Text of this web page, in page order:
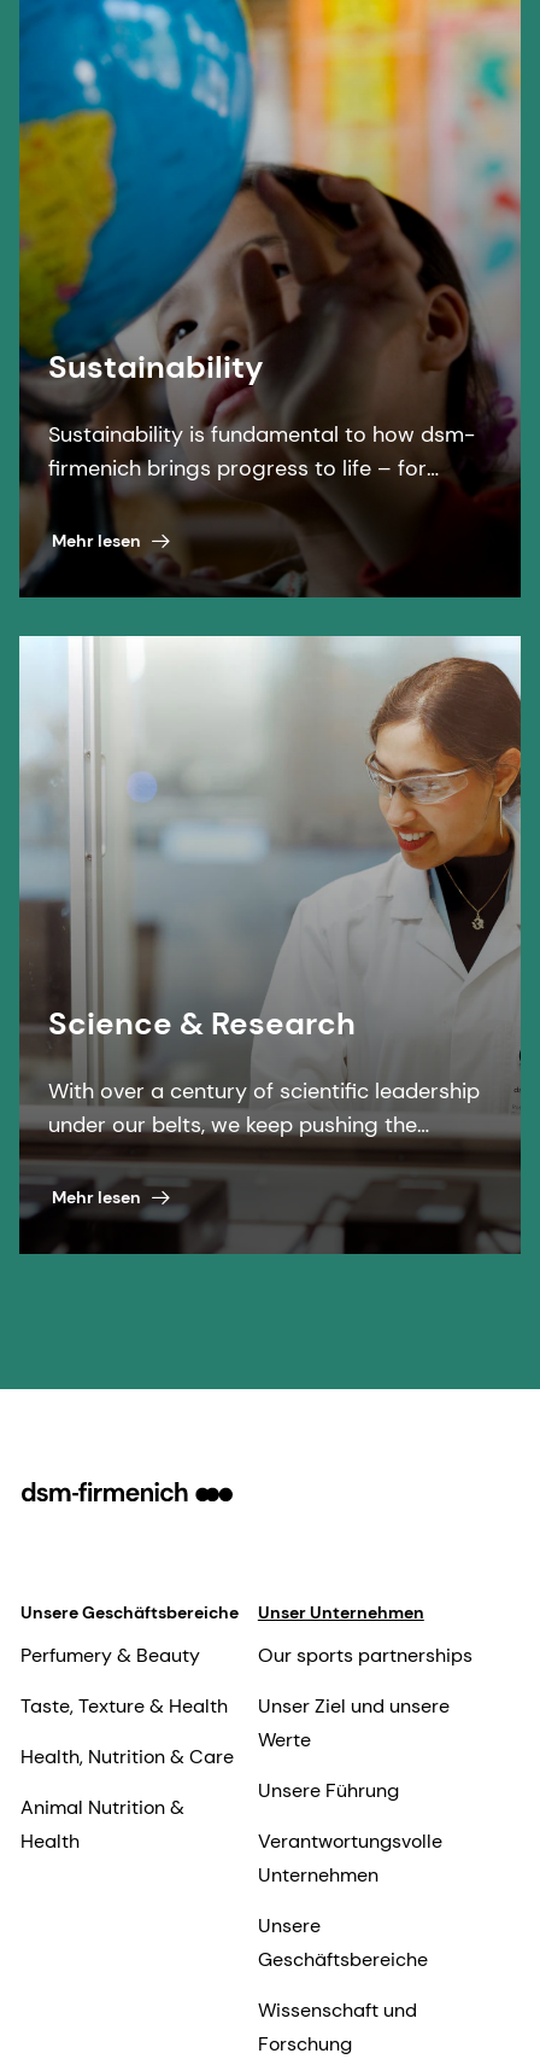
Sustainability
Sustainability is fundamental to how dsm-
firmenich brings progress to life – for
people and planet.
Mehr lesen
Science & Research
With over a century of scientific leadership
under our belts, we keep pushing the
boundaries of what’s possible to improve
billions of lives.
Mehr lesen
Unsere Geschäftsbereiche
Perfumery & Beauty
Taste, Texture & Health
Health, Nutrition & Care
Animal Nutrition &
Health
Unser Unternehmen
Our sports partnerships
Unser Ziel und unsere
Werte
Unsere Führung
Verantwortungsvolle
Unternehmen
Unsere
Geschäftsbereiche
Wissenschaft und
Forschung